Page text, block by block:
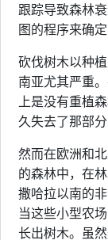
跟踪导致森林
图的程序来确
砍伐树木以种
南亚尤其严重
上是没有重植
久失去了那部分
然而在欧洲和
的森林中，在
撒哈拉以南的
当这些小型农
长出树木。虽